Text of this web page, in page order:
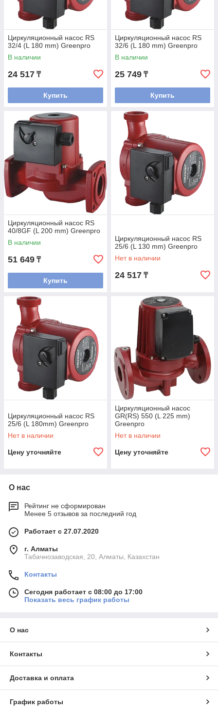
Циркуляционный насос RS
32/4 (L 180 mm) Greenpro
В наличии
24 517 ₸
Купить
Циркуляционный насос RS
32/6 (L 180 mm) Greenpro
В наличии
25 749 ₸
Купить
Циркуляционный насос RS
40/8GF (L 200 mm) Greenpro
В наличии
51 649 ₸
Купить
Циркуляционный насос RS
25/6 (L 130 mm) Greenpro
Нет в наличии
24 517 ₸
Циркуляционный насос RS
25/6 (L 180mm) Greenpro
Нет в наличии
Цену уточняйте
Циркуляционный насос
GR(RS) 550 (L 225 mm)
Greenpro
Нет в наличии
Цену уточняйте
О нас
Рейтинг не сформирован
Менее 5 отзывов за последний год
Работает с 27.07.2020
г. Алматы
Табачнозаводская, 20, Алматы, Казахстан
Контакты
Сегодня работает с 08:00 до 17:00
Показать весь график работы
О нас
Контакты
Доставка и оплата
График работы